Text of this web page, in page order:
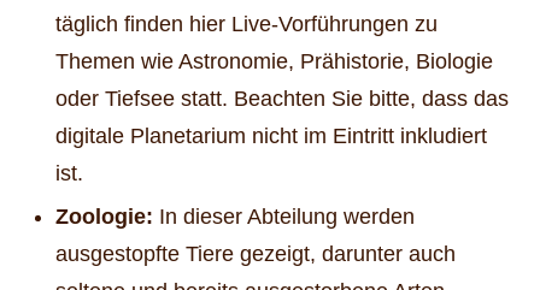
täglich finden hier Live-Vorführungen zu
Themen wie Astronomie, Prähistorie, Biologie
oder Tiefsee statt. Beachten Sie bitte, dass das
digitale Planetarium nicht im Eintritt inkludiert
ist.
Zoologie: In dieser Abteilung werden
ausgestopfte Tiere gezeigt, darunter auch